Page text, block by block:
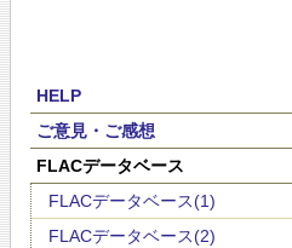
HELP
ご意見・ご感想
FLACデータベース
FLACデータベース(1)
FLACデータベース(2)